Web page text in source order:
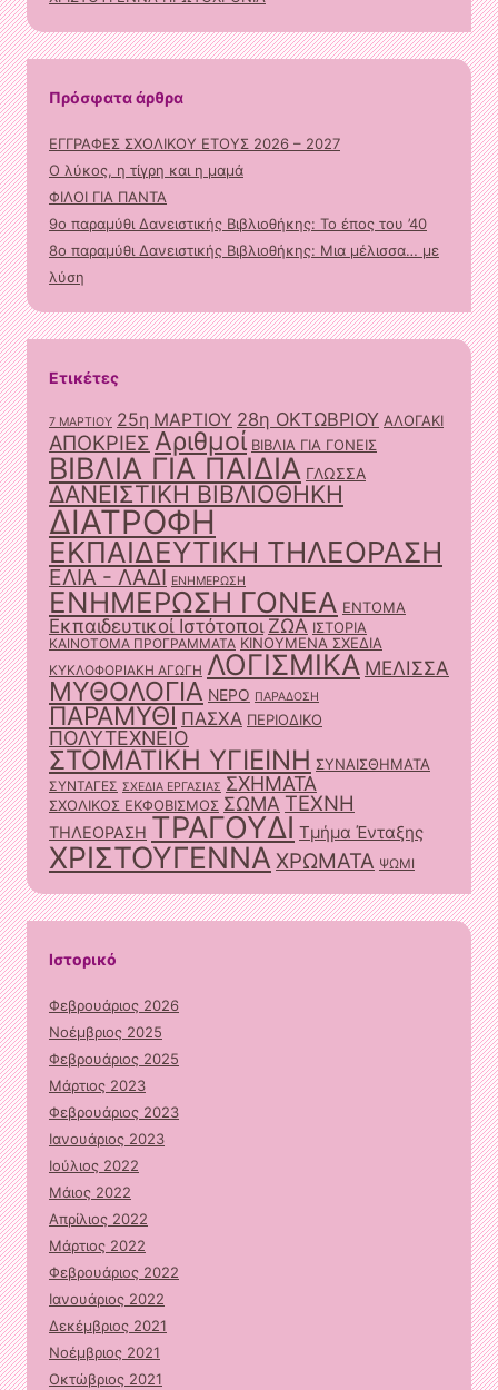
Πρόσφατα άρθρα
ΕΓΓΡΑΦΕΣ ΣΧΟΛΙΚΟΥ ΕΤΟΥΣ 2026 – 2027
Ο λύκος, η τίγρη και η μαμά
ΦΙΛΟΙ ΓΙΑ ΠΑΝΤΑ
9ο παραμύθι Δανειστικής Βιβλιοθήκης: Το έπος του ’40
8ο παραμύθι Δανειστικής Βιβλιοθήκης: Μια μέλισσα… με
λύση
Ετικέτες
7 ΜΑΡΤΙΟΥ 25η ΜΑΡΤΙΟΥ 28η ΟΚΤΩΒΡΙΟΥ ΑΛΟΓΑΚΙ
ΑΠΟΚΡΙΕΣ Αριθμοί ΒΙΒΛΙΑ ΓΙΑ ΓΟΝΕΙΣ
ΒΙΒΛΙΑ ΓΙΑ ΠΑΙΔΙΑ ΓΛΩΣΣΑ
ΔΑΝΕΙΣΤΙΚΗ ΒΙΒΛΙΟΘΗΚΗ
ΔΙΑΤΡΟΦΗ
ΕΚΠΑΙΔΕΥΤΙΚΗ ΤΗΛΕΟΡΑΣΗ
ΕΛΙΑ - ΛΑΔΙ ΕΝΗΜΕΡΩΣΗ
ΕΝΗΜΕΡΩΣΗ ΓΟΝΕΑ ΕΝΤΟΜΑ
Εκπαιδευτικοί Ιστότοποι ΖΩΑ ΙΣΤΟΡΙΑ
ΚΑΙΝΟΤΟΜΑ ΠΡΟΓΡΑΜΜΑΤΑ ΚΙΝΟΥΜΕΝΑ ΣΧΕΔΙΑ
ΚΥΚΛΟΦΟΡΙΑΚΗ ΑΓΩΓΗ ΛΟΓΙΣΜΙΚΑ ΜΕΛΙΣΣΑ
ΜΥΘΟΛΟΓΙΑ ΝΕΡΟ ΠΑΡΑΔΟΣΗ
ΠΑΡΑΜΥΘΙ ΠΑΣΧΑ ΠΕΡΙΟΔΙΚΟ
ΠΟΛΥΤΕΧΝΕΙΟ
ΣΤΟΜΑΤΙΚΗ ΥΓΙΕΙΝΗ ΣΥΝΑΙΣΘΗΜΑΤΑ
ΣΥΝΤΑΓΕΣ ΣΧΕΔΙΑ ΕΡΓΑΣΙΑΣ ΣΧΗΜΑΤΑ
ΣΧΟΛΙΚΟΣ ΕΚΦΟΒΙΣΜΟΣ ΣΩΜΑ ΤΕΧΝΗ
ΤΗΛΕΟΡΑΣΗ ΤΡΑΓΟΥΔΙ Τμήμα Ένταξης
ΧΡΙΣΤΟΥΓΕΝΝΑ ΧΡΩΜΑΤΑ ΨΩΜΙ
Ιστορικό
Φεβρουάριος 2026
Νοέμβριος 2025
Φεβρουάριος 2025
Μάρτιος 2023
Φεβρουάριος 2023
Ιανουάριος 2023
Ιούλιος 2022
Μάιος 2022
Απρίλιος 2022
Μάρτιος 2022
Φεβρουάριος 2022
Ιανουάριος 2022
Δεκέμβριος 2021
Νοέμβριος 2021
Οκτώβριος 2021